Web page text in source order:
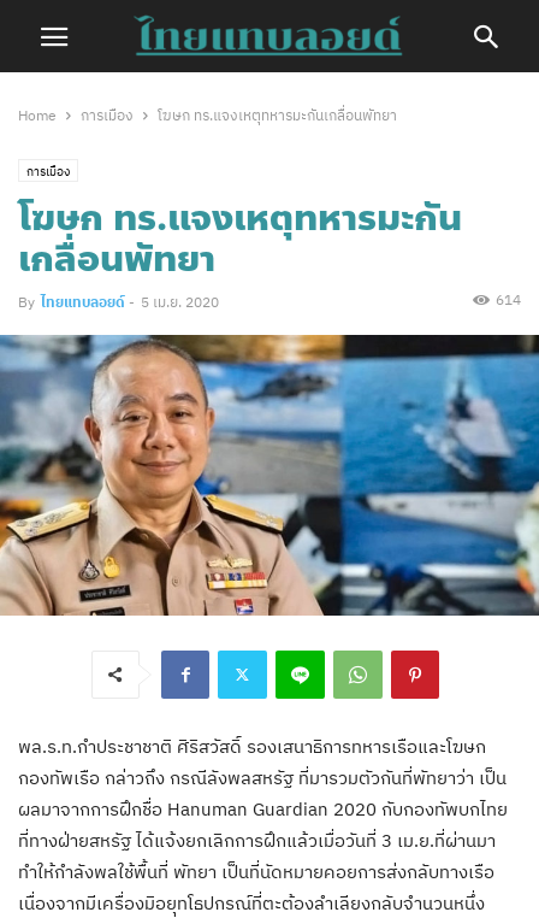
Home การเมือง โฆษก ทร.แจงเหตุทหารมะกันเกลื่อนพัทยา
การเมือง
โฆษก ทร.แจงเหตุทหารมะกัน
เกลื่อนพัทยา
By ไทยแทบลอยด์ - 5 เม.ย. 2020 614
พล.ร.ท.กำประชาชาติ ศิริสวัสดิ์ รองเสนาธิการทหารเรือและโฆษก
กองทัพเรือ กล่าวถึง กรณีลังพลสหรัฐ ที่มารวมตัวกันที่พัทยาว่า เป็น
ผลมาจากการฝึกชื่อ Hanuman Guardian 2020 กับกองทัพบกไทย
ที่ทางฝ่ายสหรัฐ ได้แจ้งยกเลิกการฝึกแล้วเมื่อวันที่ 3 เม.ย.ที่ผ่านมา
ทำให้กำลังพลใช้พื้นที่ พัทยา เป็นที่นัดหมายคอยการส่งกลับทางเรือ
เนื่องจากมีเครื่องมิอยุทโธปกรณ์ที่ตะต้องลำเลียงกลับจำนวนหนึ่ง